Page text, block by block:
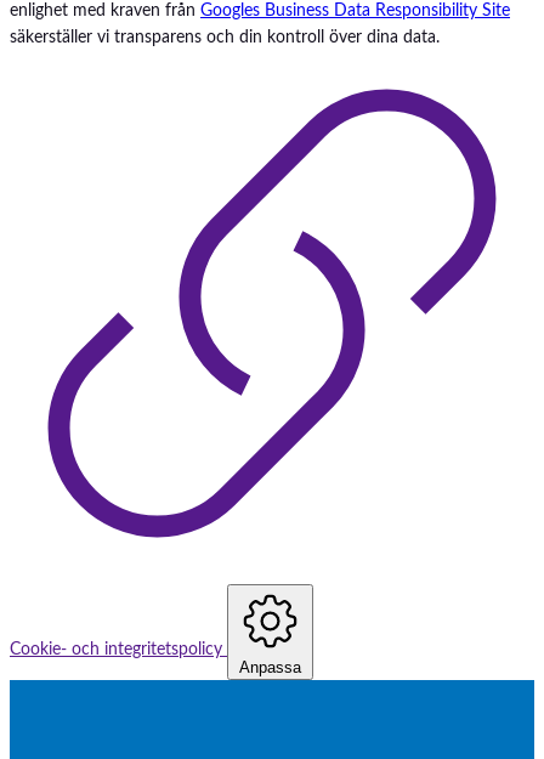
enlighet med kraven från Googles Business Data Responsibility Site
säkerställer vi transparens och din kontroll över dina data.
Cookie- och integritetspolicy
Anpassa